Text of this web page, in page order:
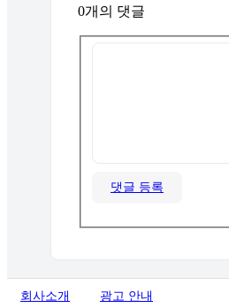
0개의 댓글
댓글 등록
회사소개 광고 안내